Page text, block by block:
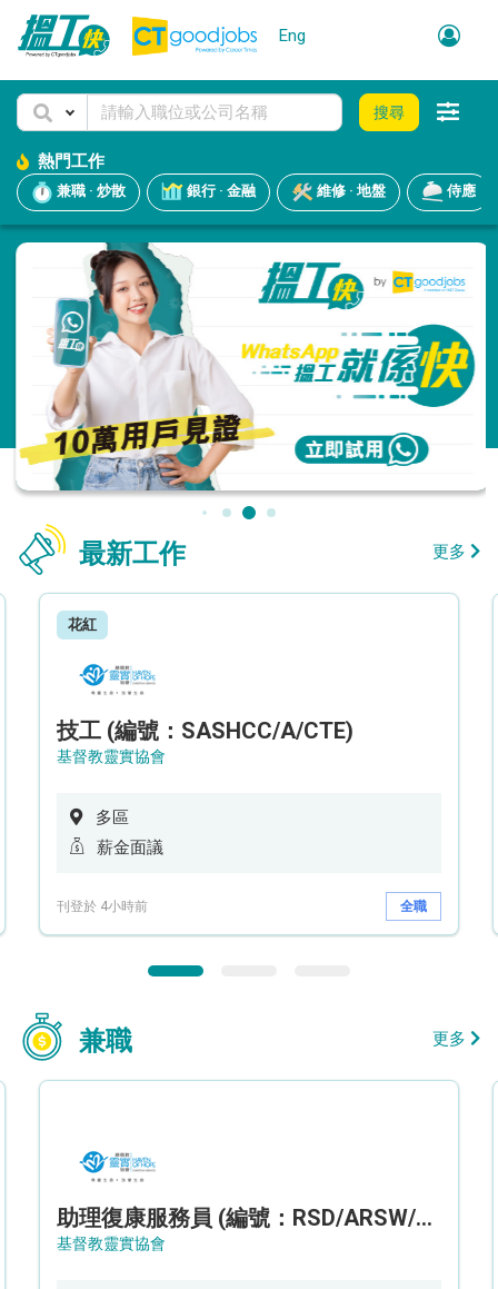
Eng
搜尋
熱門工作
兼職 · 炒散 銀行 · 金融 維修 · 地盤 侍應
最新工作 更多
花紅
技工 (編號：SASHCC/A/CTE)
基督教靈實協會
多區
薪金面議
刊登於 4小時前 全職
兼職 更多
助理復康服務員 (編號：RSD/ARSW/CTE)
基督教靈實協會